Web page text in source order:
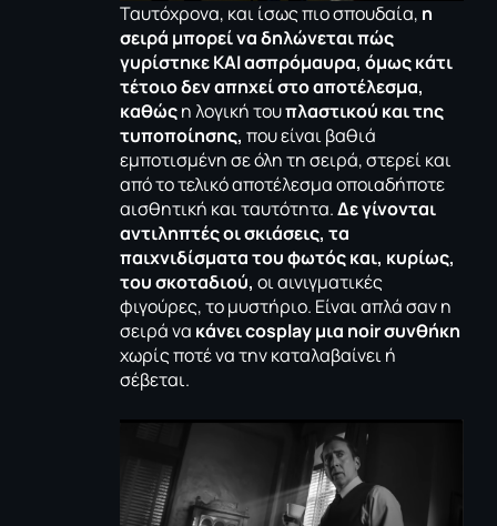
Ταυτόχρονα, και ίσως πιο σπουδαία, η
σειρά μπορεί να δηλώνεται πώς
γυρίστηκε ΚΑΙ ασπρόμαυρα, όμως κάτι
τέτοιο δεν απηχεί στο αποτέλεσμα,
καθώςη λογική τουπλαστικού και της
τυποποίησης, που είναι βαθιά
εμποτισμένη σε όλη τη σειρά, στερεί και
από το τελικό αποτέλεσμα οποιαδήποτε
αισθητική και ταυτότητα.Δε γίνονται
αντιληπτές οι σκιάσεις, τα
παιχνιδίσματα του φωτός και, κυρίως,
του σκοταδιού, οι αινιγματικές
φιγούρες, το μυστήριο. Είναι απλά σαν η
σειρά να κάνειcosplayμια noirσυνθήκη
χωρίς ποτέ να την καταλαβαίνει ή
σέβεται.